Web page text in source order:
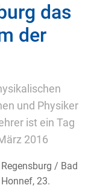
das
der
und Physiker
ist ein Tag
2016
Regensburg / Bad
Honnef, 23.